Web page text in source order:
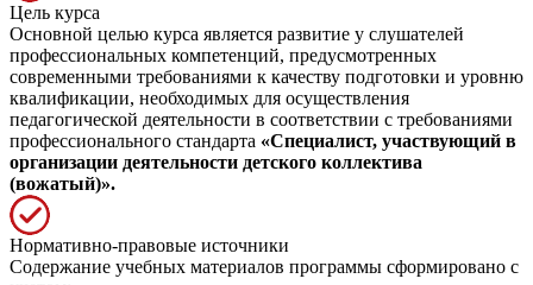
Цель курса
Основной целью курса является развитие у слушателей
профессиональных компетенций, предусмотренных
современными требованиями к качеству подготовки и уровню
квалификации, необходимых для осуществления
педагогической деятельности в соответствии с требованиями
профессионального стандарта «Специалист, участвующий в
организации деятельности детского коллектива
(вожатый)».
Нормативно-правовые источники
Содержание учебных материалов программы сформировано с